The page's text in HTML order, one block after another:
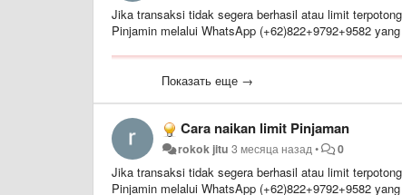
Jika transaksi tidak segera berhasil atau limit
Pinjamin melalui WhatsApp (+62)822+9792+9582
Показать еще →
Cara naikan limit Pinjaman
rokok jitu 3 месяца назад • 0
Jika transaksi tidak segera berhasil atau limit
Pinjamin melalui WhatsApp (+62)822+9792+9582